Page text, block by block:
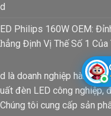
Philips 160W OEM:
Định Vị Thế Số 1
là doanh nghiệp hàng
đèn LED công nghiệp,
tôi cung cấp sản